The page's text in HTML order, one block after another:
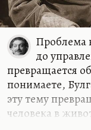
Проблема
до
превращается
понимаете,
эту тему
человека в